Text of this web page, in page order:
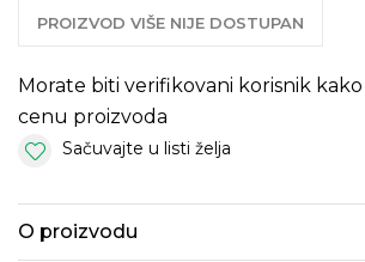
PROIZVOD VIŠE NIJE DOSTUPAN
Morate biti verifikovani korisnik
cenu proizvoda
Sačuvajte u listi želja
O proizvodu